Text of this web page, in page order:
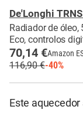
De'Longhi
Radiador de
Eco, controlos
70,14 €Amazon
116,90 €-40%
Este